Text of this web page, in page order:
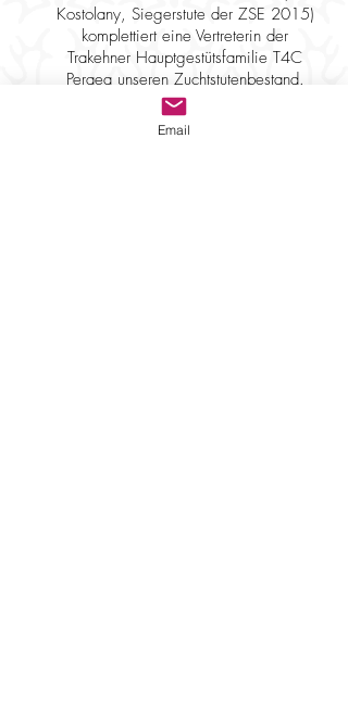
Kostolany, Siegerstute der ZSE 2015)
komplettiert eine Vertreterin der
Trakehner Hauptgestütsfamilie T4C
Peraea unseren Zuchtstutenbestand.
Wir legen ganz besonderen Wert auf
eine gesunde Aufzucht in
Email